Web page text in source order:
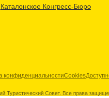
Каталонское Конгресс-Бюро
конфиденциальностиCookies
Туристический Совет. Все права